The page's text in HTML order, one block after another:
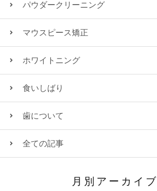
パウダークリーニング
マウスピース矯正
ホワイトニング
食いしばり
歯について
全ての記事
月別アーカイブ